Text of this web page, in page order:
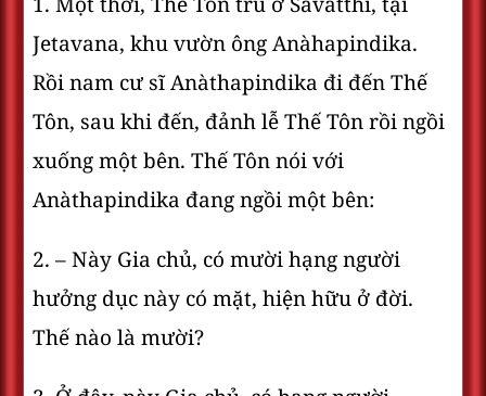
Jetavana, khu vườn ông Anàhapindika.
Rồi nam cư sĩ Anàthapindika đi đến Thế
Tôn, sau khi đến, đảnh lễ Thế Tôn rồi ngồi
xuống một bên. Thế Tôn nói với
Anàthapindika đang ngồi một bên:
2. – Này Gia chủ, có mười hạng người
hưởng dục này có mặt, hiện hữu ở đời.
Thế nào là mười?